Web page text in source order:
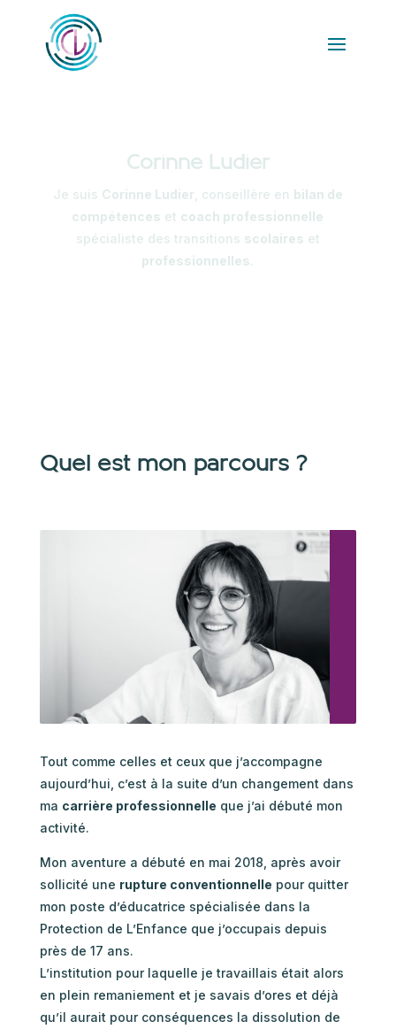
Corinne Ludier
Je suis Corinne Ludier , conseillère en bilan de
compétences et coach professionnelle
spécialiste des transitions scolaires et
professionnelles.
Quel est mon parcours ?
Tout comme celles et ceux que j’accompagne
aujourd’hui, c’est à la suite d’un changement dans
ma carrière professionnelle que j’ai débuté mon
activité.
Mon aventure a débuté en mai 2018, après avoir
sollicité une rupture conventionnelle pour quitter
mon poste d’éducatrice spécialisée dans la
Protection de L’Enfance que j’occupais depuis
près de 17 ans.
L’institution pour laquelle je travaillais était alors
en plein remaniement et je savais d’ores et déjà
qu’il aurait pour conséquences la dissolution de